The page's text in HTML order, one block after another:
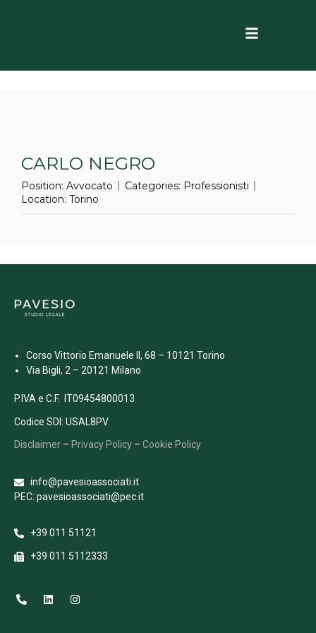
CARLO NEGRO
Position: Avvocato Categories: Professionisti
Location: Torino
Corso Vittorio Emanuele II, 68 – 10121 Torino
Via Bigli, 2 – 20121 Milano
P.IVA e C.F. IT09454800013
Codice SDI: USAL8PV
Disclaimer – Privacy Policy – Cookie Policy
info@pavesioassociati.it
PEC: pavesioassociati@pec.it
+39 011 51121
+39 011 5112333